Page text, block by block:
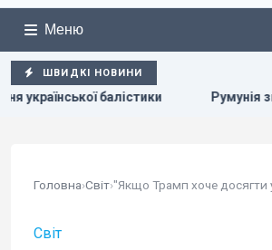
Меню
ШВИДКІ НОВИНИ
Румунія змінює течію Дунаю: для чого
Головна›Світ›
Світ